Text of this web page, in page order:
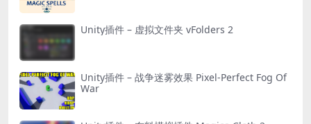
Unity插件 – 虚拟文件夹 vFolders 2
Unity插件 – 战争迷雾效果 Pixel-Perfect Fog Of
War